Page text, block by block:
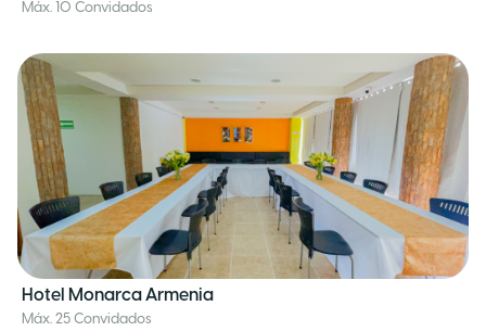
Máx. 10 Convidados
Hotel Monarca Armenia
Máx. 25 Convidados